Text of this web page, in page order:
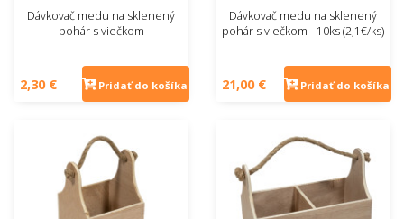
Dávkovač medu na sklenený
pohár s viečkom
2,30 € Pridať do košíka
Dávkovač medu na sklenený
pohár s viečkom - 10ks (2,1€/ks)
21,00 € Pridať do košíka